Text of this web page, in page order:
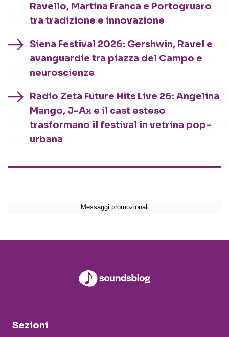
Ravello, Martina Franca e Portogruaro
tra tradizione e innovazione
Siena Festival 2026: Gershwin, Ravel e
avanguardie tra piazza del Campo e
neuroscienze
Radio Zeta Future Hits Live 26: Angelina
Mango, J-Ax e il cast esteso
trasformano il festival in vetrina pop-
urbana
Sezioni